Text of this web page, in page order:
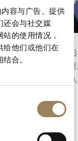
容与广告、提供
还会与社交媒
的使用情况，
给他们或他们在
合。
。根據
偏心小
日曆
腕錶的
曆盤來
準地融